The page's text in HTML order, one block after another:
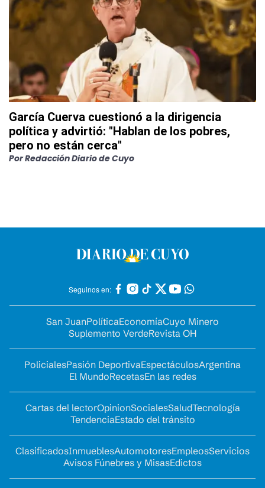
García Cuerva cuestionó a la dirigencia
política y advirtió: "Hablan de los pobres,
pero no están cerca"
PorRedacción Diario de Cuyo
Seguinos en:
San JuanPolíticaEconomíaCuyo Minero
Suplemento VerdeRevista OH
PolicialesPasión DeportivaEspectáculosArgentina
El MundoRecetasEn las redes
Cartas del lectorOpinionSocialesSaludTecnología
TendenciaEstado del tránsito
ClasificadosInmueblesAutomotoresEmpleosServicios
Avisos Fúnebres y MisasEdictos